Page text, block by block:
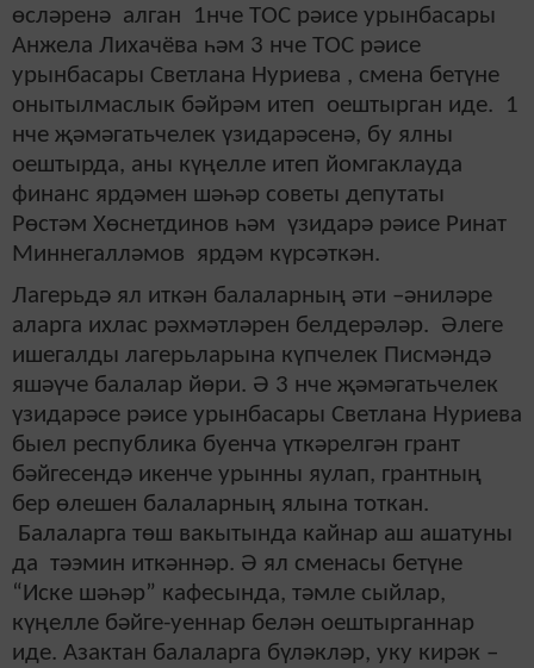
өсләренә алган 1нче ТОС рәисе урынбасары
Анжела Лихачёва һәм 3 нче ТОС рәисе
урынбасары Светлана Нуриева , смена бетүне
онытылмаслык бәйрәм итеп оештырган иде. 1
нче җәмәгатьчелек үзидарәсенә, бу ялны
оештырда, аны күңелле итеп йомгаклауда
финанс ярдәмен шәһәр советы депутаты
Рөстәм Хөснетдинов һәм үзидарә рәисе Ринат
Миннегалләмов ярдәм күрсәткән.
Лагерьдә ял иткән балаларның әти –әниләре
аларга ихлас рәхмәтләрен белдерәләр. Әлеге
ишегалды лагерьларына күпчелек Писмәндә
яшәүче балалар йөри. Ә 3 нче җәмәгатьчелек
үзидарәсе рәисе урынбасары Светлана Нуриева
быел республика буенча үткәрелгән грант
бәйгесендә икенче урынны яулап, грантның
бер өлешен балаларның ялына тоткан.
Балаларга төш вакытында кайнар аш ашатуны
да тәэмин иткәннәр. Ә ял сменасы бетүне
“Иске шәһәр” кафесында, тәмле сыйлар,
күңелле бәйге-уеннар белән оештырганнар
иде. Азактан балаларга бүләкләр, уку кирәк –